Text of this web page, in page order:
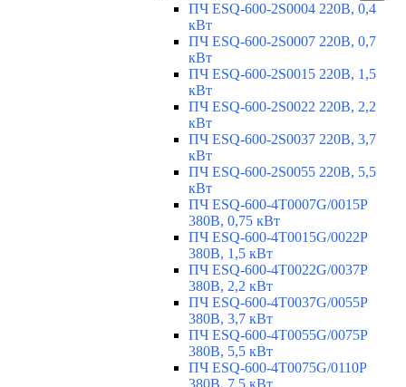
ПЧ ESQ-600-2S0004 220В, 0,4
кВт
ПЧ ESQ-600-2S0007 220В, 0,7
кВт
ПЧ ESQ-600-2S0015 220В, 1,5
кВт
ПЧ ESQ-600-2S0022 220В, 2,2
кВт
ПЧ ESQ-600-2S0037 220В, 3,7
кВт
ПЧ ESQ-600-2S0055 220В, 5,5
кВт
ПЧ ESQ-600-4T0007G/0015P
380В, 0,75 кВт
ПЧ ESQ-600-4T0015G/0022P
380В, 1,5 кВт
ПЧ ESQ-600-4T0022G/0037P
380В, 2,2 кВт
ПЧ ESQ-600-4T0037G/0055P
380В, 3,7 кВт
ПЧ ESQ-600-4T0055G/0075P
380В, 5,5 кВт
ПЧ ESQ-600-4T0075G/0110P